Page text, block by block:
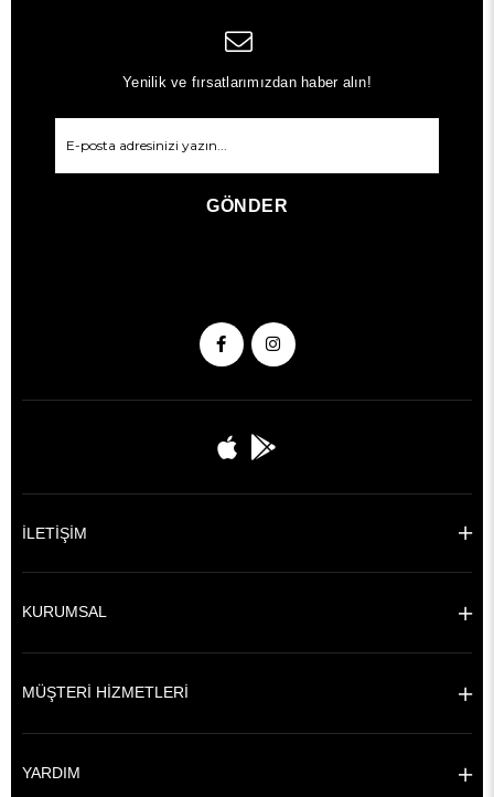
Yenilik ve fırsatlarımızdan haber alın!
GÖNDER
İLETİŞİM
KURUMSAL
MÜŞTERİ HİZMETLERİ
YARDIM